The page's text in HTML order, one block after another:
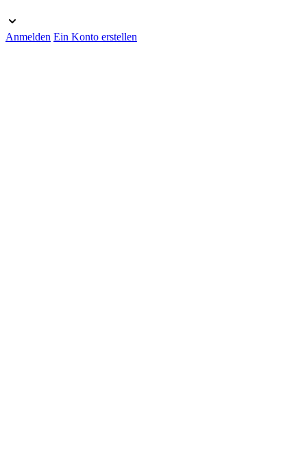
Anmelden Ein Konto erstellen